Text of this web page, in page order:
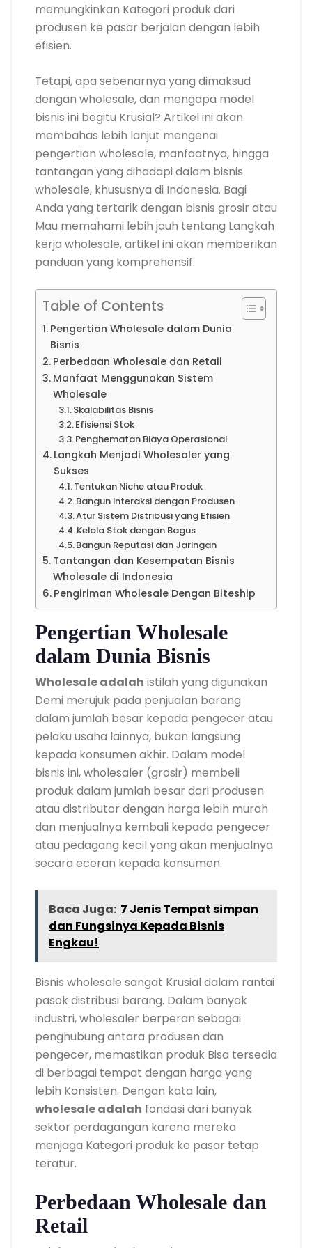
memungkinkan Kategori produk dari
produsen ke pasar berjalan dengan lebih
efisien.
Tetapi, apa sebenarnya yang dimaksud
dengan wholesale, dan mengapa model
bisnis ini begitu Krusial? Artikel ini akan
membahas lebih lanjut mengenai
pengertian wholesale, manfaatnya, hingga
tantangan yang dihadapi dalam bisnis
wholesale, khususnya di Indonesia. Bagi
Anda yang tertarik dengan bisnis grosir atau
Mau memahami lebih jauh tentang Langkah
kerja wholesale, artikel ini akan memberikan
panduan yang komprehensif.
Table of Contents
Pengertian Wholesale dalam Dunia
Bisnis
Perbedaan Wholesale dan Retail
Manfaat Menggunakan Sistem
Wholesale
Skalabilitas Bisnis
Efisiensi Stok
Penghematan Biaya Operasional
Langkah Menjadi Wholesaler yang
Sukses
Tentukan Niche atau Produk
Bangun Interaksi dengan Produsen
Atur Sistem Distribusi yang Efisien
Kelola Stok dengan Bagus
Bangun Reputasi dan Jaringan
Tantangan dan Kesempatan Bisnis
Wholesale di Indonesia
Pengiriman Wholesale Dengan Biteship
Pengertian Wholesale
dalam Dunia Bisnis
Wholesale adalah istilah yang digunakan
Demi merujuk pada penjualan barang
dalam jumlah besar kepada pengecer atau
pelaku usaha lainnya, bukan langsung
kepada konsumen akhir. Dalam model
bisnis ini, wholesaler (grosir) membeli
produk dalam jumlah besar dari produsen
atau distributor dengan harga lebih murah
dan menjualnya kembali kepada pengecer
atau pedagang kecil yang akan menjualnya
secara eceran kepada konsumen.
Baca Juga: 7 Jenis Tempat simpan
dan Fungsinya Kepada Bisnis
Engkau!
Bisnis wholesale sangat Krusial dalam rantai
pasok distribusi barang. Dalam banyak
industri, wholesaler berperan sebagai
penghubung antara produsen dan
pengecer, memastikan produk Bisa tersedia
di berbagai tempat dengan harga yang
lebih Konsisten. Dengan kata lain,
wholesale adalah fondasi dari banyak
sektor perdagangan karena mereka
menjaga Kategori produk ke pasar tetap
teratur.
Perbedaan Wholesale dan
Retail